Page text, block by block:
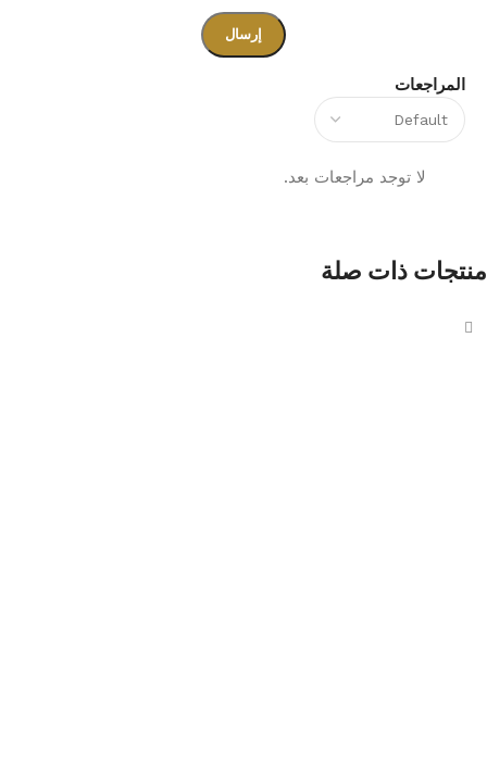
المراجعات
لا توجد مراجعات بعد.
منتجات ذات صلة